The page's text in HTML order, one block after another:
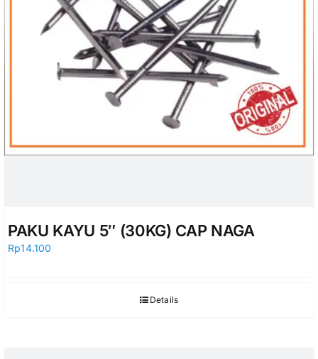
PAKU KAYU 5″ (30KG) CAP NAGA
Rp14.100
Details